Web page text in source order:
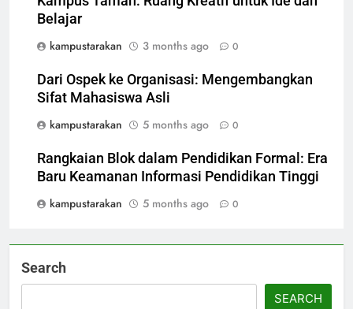
Belajar
kampustarakan
3 months ago 0
Dari Ospek ke Organisasi: Mengembangkan
Sifat Mahasiswa Asli
kampustarakan
5 months ago 0
Rangkaian Blok dalam Pendidikan Formal: Era
Baru Keamanan Informasi Pendidikan Tinggi
kampustarakan
5 months ago 0
Search
SEARCH